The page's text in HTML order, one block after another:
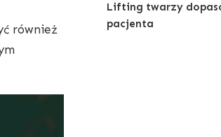
również
Lifting twarzy
pacjenta